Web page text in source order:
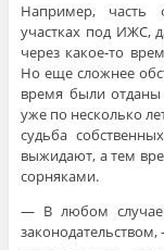
Например, часть
участках под ИЖС,
через какое-то
Но еще сложнее
время были
уже по несколько
судьба
выжидают, а тем
сорняками.
— В любом случае